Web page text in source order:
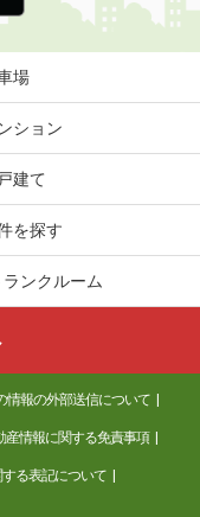
場
ション
建て
を探す
ンクルーム
情報の外部送信について
産情報に関する免責事項
る表記について